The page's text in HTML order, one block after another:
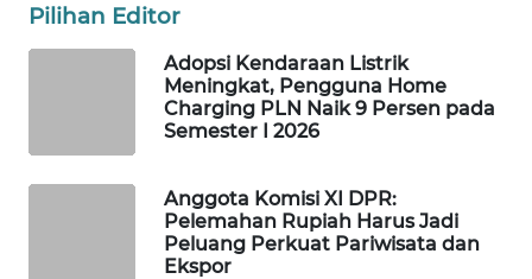
Pilihan Editor
Adopsi Kendaraan Listrik
Meningkat, Pengguna Home
Charging PLN Naik 9 Persen pada
Semester I 2026
Anggota Komisi XI DPR:
Pelemahan Rupiah Harus Jadi
Peluang Perkuat Pariwisata dan
Ekspor
WAHANANEWS
WAHANANEWS